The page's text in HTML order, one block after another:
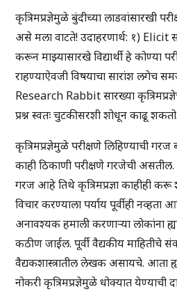
कृत्रिमप्रज्ञेमुळे बुंदीच्या लाडवांसारखी
असे मला वाटते! उदाहरणार्थ: १) Elicit
करून माझ्यासारखे विद्यार्थी हे कोण्या
राहण्याऐवजी विषयाचा सारांश लगेच
Research Rabbit सारख्या
प्रश्न स्वतः चुटकीसरशी शोधून काढू शकतो.
कृत्रिमप्रज्ञेमुळे परीक्षणे लिहिण्याची
काही ठिकाणी परीक्षणे गरजेची
गरज आहे तिथे कृत्रिमप्रज्ञा काहीही करू
विचार करण्याला पर्याय पूर्वीही
अनावश्यक हमाली करणाऱ्या लोकांना
कठीण जाईल. पूर्वी वैद्यकीय माहितीचे
वैद्यकशास्त्रातील लेखक असायचे. आता
नोकरी कृत्रिमप्रज्ञेमुळे धोक्यात